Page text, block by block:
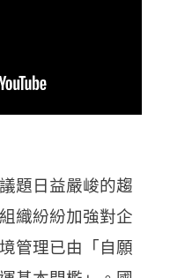
題日益嚴峻的趨
織紛紛加強對企
管理已由「自願